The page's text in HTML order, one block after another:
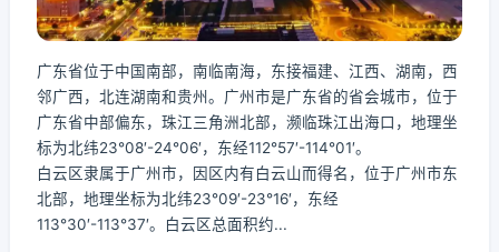
广东省位于中国南部，南临南海，东接福建、江西、湖南，西
邻广西，北连湖南和贵州。广州市是广东省的省会城市，位于
广东省中部偏东，珠江三角洲北部，濒临珠江出海口，地理坐
标为北纬23°08′-24°06′，东经112°57′-114°01′。
白云区隶属于广州市，因区内有白云山而得名，位于广州市东
北部，地理坐标为北纬23°09′-23°16′，东经
113°30′-113°37′。白云区总面积约...